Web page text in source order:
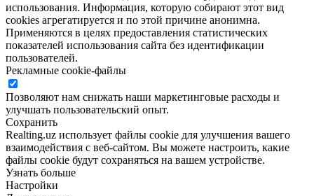
использования. Информация, которую собирают этот вид
cookies агрегатируется и по этой причине анонимна.
Применяются в целях предоставления статистических
показателей использования сайта без идентификации
пользователей.
Рекламные cookie-файлы
Позволяют нам снижать наши маркетинговые расходы и
улучшать пользовательский опыт.
Сохранить
Realting.uz использует файлы cookie для улучшения вашего
взаимодействия с веб-сайтом. Вы можете настроить, какие
файлы cookie будут сохраняться на вашем устройстве.
Узнать больше
Настройки